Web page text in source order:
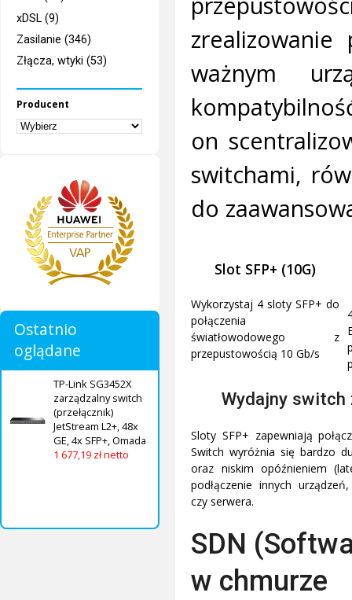
xDSL (9)
Zasilanie (346)
Złącza, wtyki (53)
Producent
Ostatnio
oglądane
TP-Link SG3452X
zarządzalny switch
(przełącznik)
JetStream L2+, 48x
GE, 4x SFP+, Omada
1 677,19 zł netto
ważnym
on
switchami,
do
Slot SFP+ (10G)
Wykorzystaj 4 sloty SFP+ do
połączenia
światłowodowego z
przepustowością 10 Gb/s
Wydajny
Sloty SFP+ zapewniają
Switch wyróżnia się bardzo
oraz niskim opóźnieniem
podłączenie innych
czy serwera.
SDN
w chmurze